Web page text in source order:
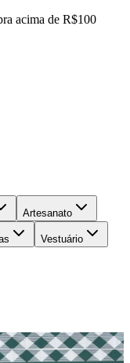
acima de R$100
Artesanato
Vestuário